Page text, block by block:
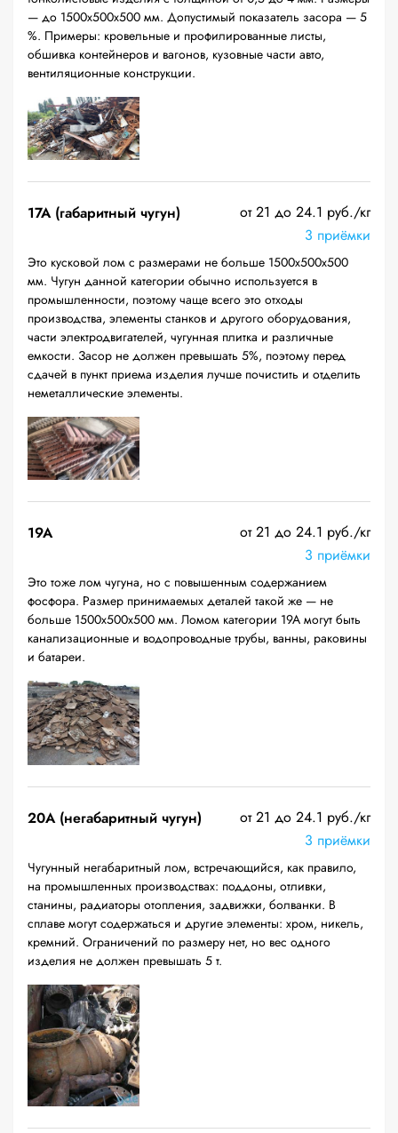
— до 1500х500х500 мм. Допустимый показатель засора — 5
%. Примеры: кровельные и профилированные листы,
обшивка контейнеров и вагонов, кузовные части авто,
вентиляционные конструкции.
17А (габаритный чугун)
от 21 до 24.1 руб./кг
3 приёмки
Это кусковой лом с размерами не больше 1500х500х500
мм. Чугун данной категории обычно используется в
промышленности, поэтому чаще всего это отходы
производства, элементы станков и другого оборудования,
части электродвигателей, чугунная плитка и различные
емкости. Засор не должен превышать 5%, поэтому перед
сдачей в пункт приема изделия лучше почистить и отделить
неметаллические элементы.
19A
от 21 до 24.1 руб./кг
3 приёмки
Это тоже лом чугуна, но с повышенным содержанием
фосфора. Размер принимаемых деталей такой же — не
больше 1500х500х500 мм. Ломом категории 19А могут быть
канализационные и водопроводные трубы, ванны, раковины
и батареи.
20A (негабаритный чугун)
от 21 до 24.1 руб./кг
3 приёмки
Чугунный негабаритный лом, встречающийся, как правило,
на промышленных производствах: поддоны, отливки,
станины, радиаторы отопления, задвижки, болванки. В
сплаве могут содержаться и другие элементы: хром, никель,
кремний. Ограничений по размеру нет, но вес одного
изделия не должен превышать 5 т.